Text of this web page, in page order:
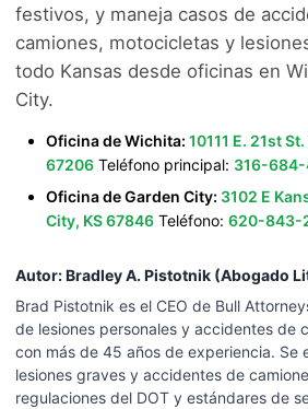
festivos, y maneja casos de
camiones, motocicletas y
todo Kansas desde oficinas en
City.
Oficina de Wichita: 10111 E. 21st
67206 Teléfono principal: 316-
Oficina de Garden City: 3102 E
City, KS 67846 Teléfono: 620-843-
Autor:Bradley A. Pistotnik (Abogado
Brad Pistotnik es el CEO de Bull
de lesiones personales y accidentes de
con más de 45 años de experiencia. Se
lesiones graves y accidentes de
regulaciones del DOT y estándares de